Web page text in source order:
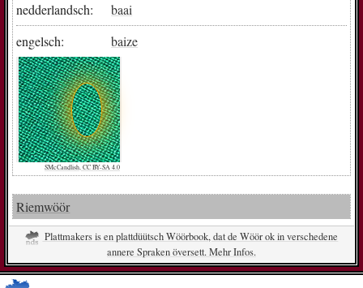
nedderlandsch:
baai
engelsch:
baize
SMcCandlish, CC BY-SA 4.0
Riemwöör
Plattmakers is en plattdüütsch Wöörbook, dat de Wöör ok in verschedene
annere Spraken översett. Mehr Infos.